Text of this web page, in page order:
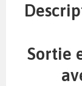
Sortie